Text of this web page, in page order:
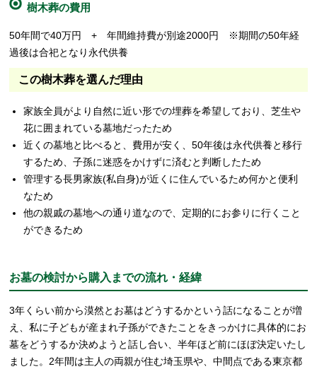
樹木葬の費用
50年間で40万円 + 年間維持費が別途2000円 ※期間の50年経
過後は合祀となり永代供養
この樹木葬を選んだ理由
家族全員がより自然に近い形での埋葬を希望しており、芝生や
花に囲まれている墓地だったため
近くの墓地と比べると、費用が安く、50年後は永代供養と移行
するため、子孫に迷惑をかけずに済むと判断したため
管理する長男家族(私自身)が近くに住んでいるため何かと便利
なため
他の親戚の墓地への通り道なので、定期的にお参りに行くこと
ができるため
お墓の検討から購入までの流れ・経緯
3年くらい前から漠然とお墓はどうするかという話になることが増
え、私に子どもが産まれ子孫ができたことをきっかけに具体的にお
墓をどうするか決めようと話し合い、半年ほど前にほぼ決定いたし
ました。2年間は主人の両親が住む埼玉県や、中間点である東京都